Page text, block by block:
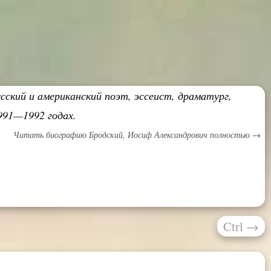
и американский поэт, эссеист, драматург,
годах.
Читать биографию Бродский, Иосиф Александрович полностью →
Ctrl →